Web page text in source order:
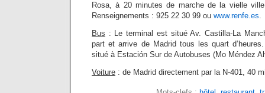
Rosa, à 20 minutes de marche de la vielle
Renseignements : 925 22 30 99 ou www.renfe.es.
Bus : Le terminal est situé Av. Castilla-La
part et arrive de Madrid tous les quart
situé à Estación Sur de Autobuses (Mo Méndez
Voiture : de Madrid directement par la N-401, 40